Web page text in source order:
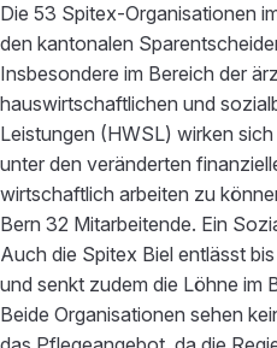
Die 53 Spitex-Organisationen
den kantonalen
Insbesondere im Bereich der
hauswirtschaftlichen und
Leistungen (HWSL) wirken
unter den veränderten
wirtschaftlich arbeiten zu
Bern 32 Mitarbeitende. Ein
Auch die Spitex Biel entlässt
und senkt zudem die Löhne im
Beide Organisationen sehen